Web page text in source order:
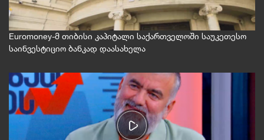
Euromoney-მ თიბისი კაპიტალი საქართველოში საუკეთესო
საინვესტიციო ბანკად დაასახელა